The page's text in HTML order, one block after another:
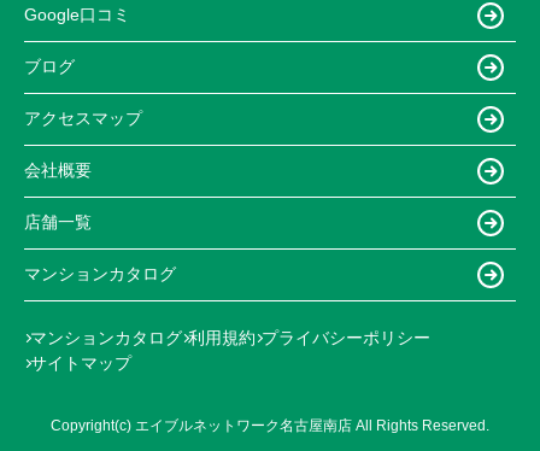
Google口コミ
ブログ
アクセスマップ
会社概要
店舗一覧
マンションカタログ
マンションカタログ 利用規約 プライバシーポリシー
サイトマップ
Copyright(c) エイブルネットワーク名古屋南店 All Rights Reserved.